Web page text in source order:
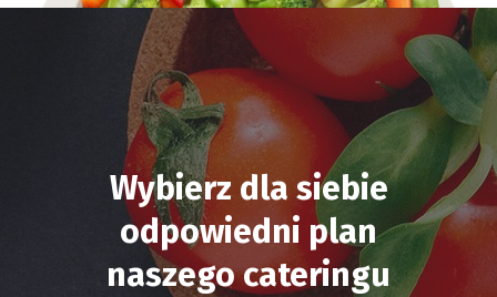
Wybierz dla siebie
odpowiedni plan
naszego cateringu